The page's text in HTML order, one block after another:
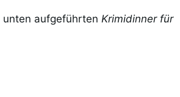
unten aufgeführten Krimidinner für